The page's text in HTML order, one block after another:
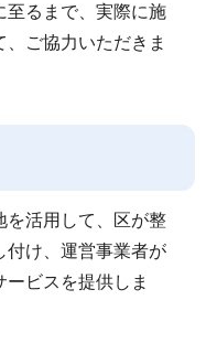
至るまで、実際に施
ご協力いただきま
を活用して、区が整
付け、運営事業者が
ビスを提供しま